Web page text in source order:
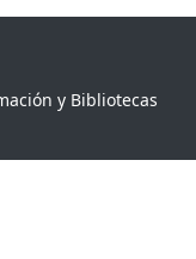
y Bibliotecas